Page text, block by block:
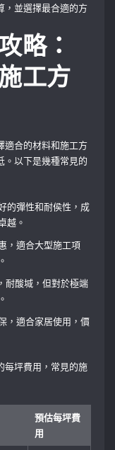
，並選擇最合適的方
略：
工方
適合的材料和施工方
。以下是幾種常見的
的彈性和耐侯性，成
越。
，適合大型施工項
耐酸堿，但對於極端
，適合家居使用，價
每坪費用，常見的施
預估每坪費
用